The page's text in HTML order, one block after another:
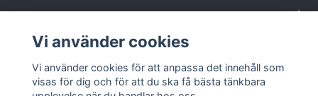
Sociala medier
Vi använder cookies
Vi använder cookies för att anpassa det innehåll som
visas för dig och för att du ska få bästa tänkbara